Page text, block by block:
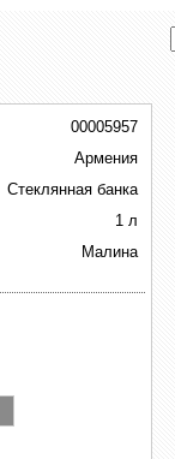
00005957
Армения
Стеклянная банка
1 л
Малина